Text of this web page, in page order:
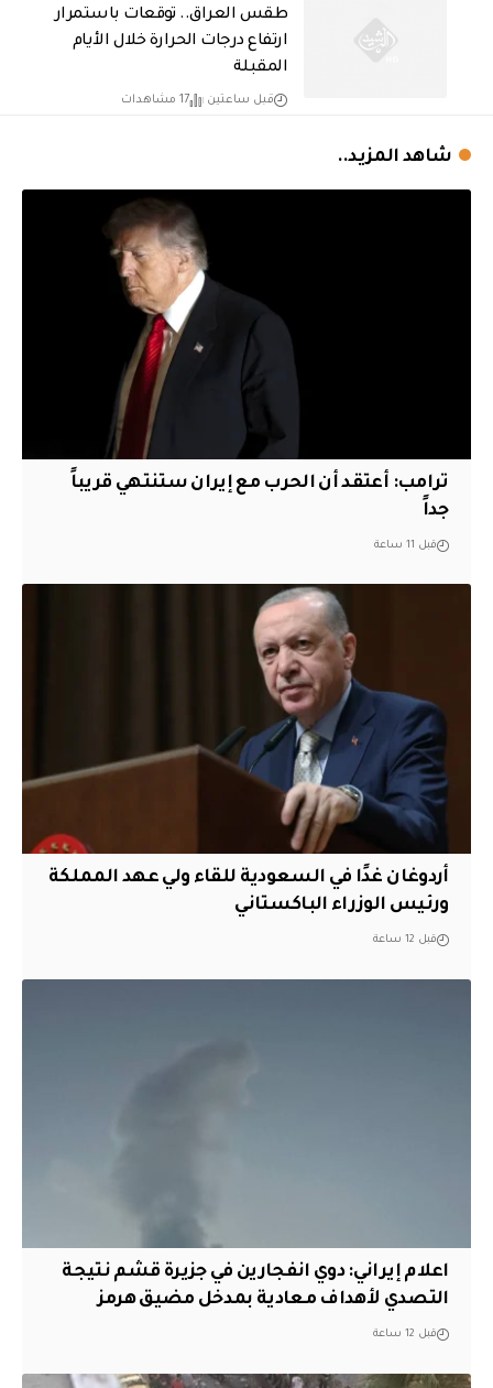
طقس العراق.. توقعات باستمرار
ارتفاع درجات الحرارة خلال الأيام
المقبلة
قبل ساعتين 17 مشاهدات
شاهد المزيد..
‏ترامب: أعتقد أن الحرب مع إيران ستنتهي قريباً
جداً
قبل 11 ساعة
أردوغان غدًا في السعودية للقاء ولي عهد المملكة
ورئيس الوزراء الباكستاني
قبل 12 ساعة
اعلام إيراني: دوي انفجارين في جزيرة قشم نتيجة
التصدي لأهداف معادية بمدخل مضيق هرمز
قبل 12 ساعة